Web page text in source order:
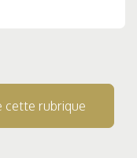
cette rubrique